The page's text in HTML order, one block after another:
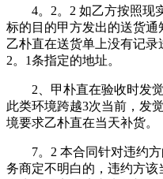
4。2。2 如乙方按照现
标的目的甲方发出的送货
乙朴直在送货单上没有记录
2。1条指定的地址。
2、甲朴直在验收时发觉
此类环境跨越3次当前，发
境要求乙朴直在当天补货。
7。2 本合同针对违约方
务商定不明白的，违约方